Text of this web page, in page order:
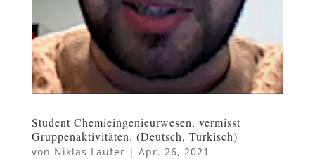
Student Chemieingenieurwesen, vermisst
Gruppenaktivitäten. (Deutsch, Türkisch)
von Niklas Laufer | Apr. 26, 2021